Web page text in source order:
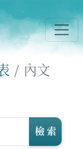
內文
檢 索